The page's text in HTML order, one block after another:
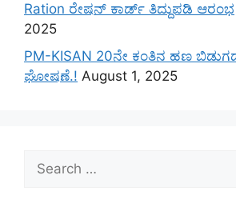
Ration ರೇಷನ್ ಕಾರ್ಡ್ ತಿದ್ದುಪಡಿ ಆರಂಭ
2025
PM-KISAN 20ನೇ ಕಂತಿನ ಹಣ
ಘೋಷಣೆ.! August 1, 2025
for: